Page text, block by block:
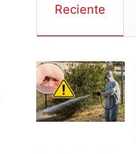
Reciente